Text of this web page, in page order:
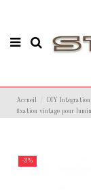
Accueil DIY
fixation vintage pour
-3%